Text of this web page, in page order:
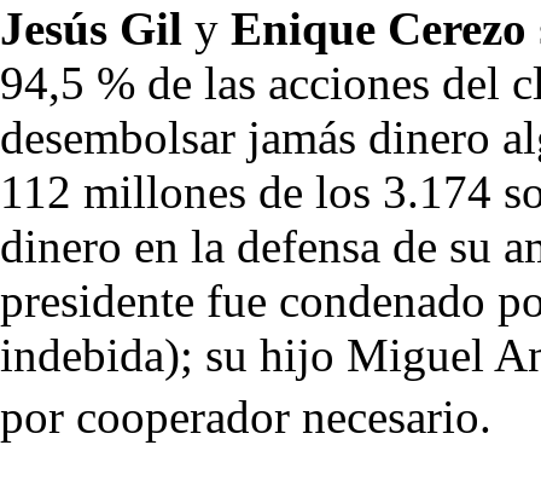
Jesús Gil y Enique Cerezo
94,5 % de las acciones del
desembolsar jamás dinero
112 millones de los 3.174
dinero en la defensa de su
presidente fue condenado
indebida); su hijo Miguel
por cooperador necesario.